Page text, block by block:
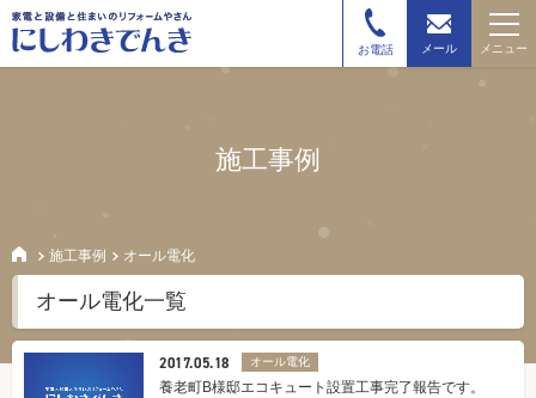
お電話 メール メニュー
施工事例
施工事例 オール電化
オール電化一覧
2017.05.18 オール電化
養老町B様邸エコキュート設置工事完了報告です。